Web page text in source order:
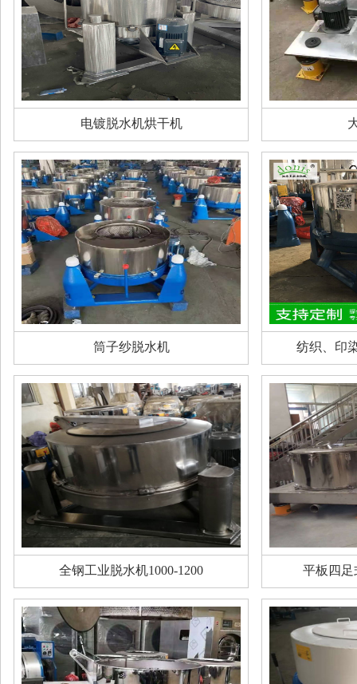
电镀脱水机烘干机
筒子纱脱水机 纺织、印
全钢工业脱水机1000-1200 平板四足